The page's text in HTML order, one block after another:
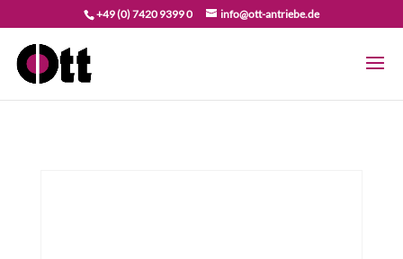
+49 (0) 7420 9399 0 info@ott-antriebe.de